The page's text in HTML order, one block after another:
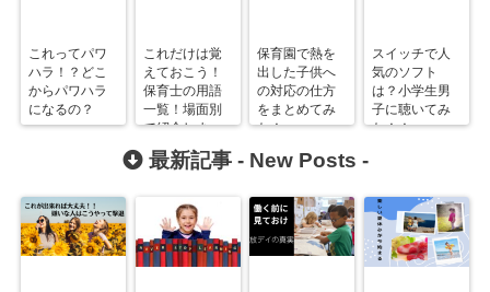
これってパワ
ハラ！？どこ
からパワハラ
になるの？
これだけは覚
えておこう！
保育士の用語
一覧！場面別
で紹介しま
す。
保育園で熱を
出した子供へ
の対応の仕方
をまとめてみ
た！
スイッチで人
気のソフト
は？小学生男
子に聴いてみ
た！！
最新記事 - New Posts -